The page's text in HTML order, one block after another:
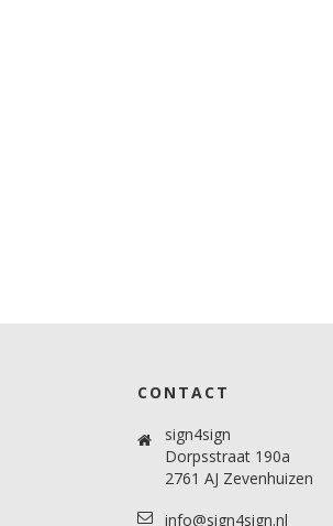
CONTACT
sign4sign
Dorpsstraat 190a
2761 AJ Zevenhuizen
info@sign4sign.nl